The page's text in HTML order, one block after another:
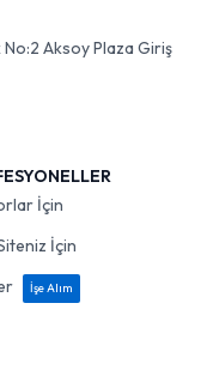
No:2 Aksoy Plaza Giriş
İçin
İçin
İşe Alım